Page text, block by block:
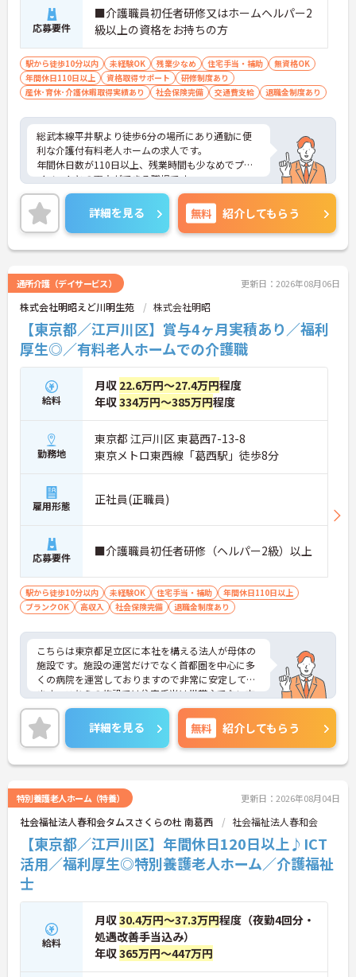
応募要件
■介護職員初任者研修又はホームヘルパー2
級以上の資格をお持ちの方
駅から徒歩10分以内 未経験OK 残業少なめ 住宅手当・補助
無資格OK
年間休日110日以上
資格取得サポート
研修制度あり
産休･育休･介護休暇取得実績あり
社会保険完備 交通費支給 退職金制度あり
総武本線平井駅より徒歩6分の場所にあり通勤に便
利な介護付有料老人ホームの求人です。
年間休日数が110日以上、残業時間も少なめでプラ
イベートとの両立ができる職場です。
東京都内に複数の施設を運営する企業ですので、長
期での就業も安心！！
ご興味ある方には、面接のポイントなど、さらに詳
細をお話致しますのでお気軽にご相談ください。
詳細を見る 無料 紹介してもらう
通所介護（デイサービス） 更新日：2026年08月06日
株式会社明昭えど川明生苑 株式会社明昭
【東京都／江戸川区】賞与4ヶ月実積あり／福利
厚生◎／有料老人ホームでの介護職
給料
月収 22.6万円～27.4万円程度
年収334万円～385万円程度
勤務地
東京都 江戸川区 東葛西7-13-8
東京メトロ東西線「葛西駅」徒歩8分
雇用形態 正社員(正職員)
応募要件 ■介護職員初任者研修（ヘルパー2級）以上
駅から徒歩10分以内 未経験OK 住宅手当・補助
年間休日110日以上
ブランクOK
高収入 社会保険完備 退職金制度あり
こちらは東京都足立区に本社を構える法人が母体の
施設です。施設の運営だけでなく首都圏を中心に多
くの病院を運営しておりますので非常に安定してい
ます。こちらの施設では住宅手当は世帯主でない方
にも支給され、家族手当はお子様が18歳になるまで
支給されます。また、首都圏にある同系列の病院を
受診した際は医療費減免制度が利用できます◎この
ように母体が安定しているからならではの充実した
福利厚生が魅力です。ご興味のある方には面接のポ
ますのでお気軽にお問い合わせくださいませ。
詳細を見る 無料 紹介してもらう
特別養護老人ホーム（特養） 更新日：2026年08月04日
社会福祉法人春和会タムスさくらの杜 南葛西 社会福祉法人春和会
【東京都／江戸川区】年間休日120日以上♪ICT
活用／福利厚生◎特別養護老人ホーム／介護福祉
士
給料
月収30.4万円～37.3万円程度（夜勤4回分・
処遇改善手当込み）
年収365万円～447万円